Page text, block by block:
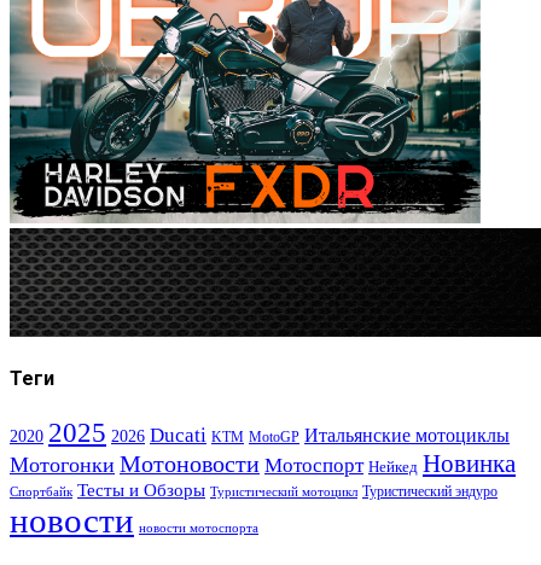
Теги
2020 2025 2026 Ducati KTM MotoGP Итальянские мотоциклы
Мотогонки Мотоновости Мотоспорт Нейкед Новинка
Спортбайк Тесты и Обзоры Туристический мотоцикл Туристический эндуро
новости новости мотоспорта